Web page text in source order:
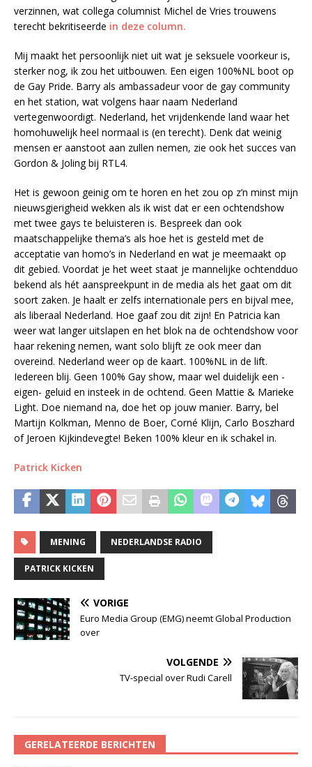
verzinnen, wat collega columnist Michel de Vries trouwens
terecht bekritiseerde in deze column.
Mij maakt het persoonlijk niet uit wat je seksuele voorkeur is,
sterker nog, ik zou het uitbouwen. Een eigen 100%NL boot op
de Gay Pride. Barry als ambassadeur voor de gay community
en het station, wat volgens haar naam Nederland
vertegenwoordigt. Nederland, het vrijdenkende land waar het
homohuwelijk heel normaal is (en terecht). Denk dat weinig
mensen er aanstoot aan zullen nemen, zie ook het succes van
Gordon & Joling bij RTL4.
Het is gewoon geinig om te horen en het zou op z’n minst mijn
nieuwsgierigheid wekken als ik wist dat er een ochtendshow
met twee gays te beluisteren is. Bespreek dan ook
maatschappelijke thema’s als hoe het is gesteld met de
acceptatie van homo’s in Nederland en wat je meemaakt op
dit gebied. Voordat je het weet staat je mannelijke ochtendduo
bekend als hét aanspreekpunt in de media als het gaat om dit
soort zaken. Je haalt er zelfs internationale pers en bijval mee,
als liberaal Nederland. Hoe gaaf zou dit zijn! En Patricia kan
weer wat langer uitslapen en het blok na de ochtendshow voor
haar rekening nemen, want solo blijft ze ook meer dan
overeind. Nederland weer op de kaart. 100%NL in de lift.
Iedereen blij. Geen 100% Gay show, maar wel duidelijk een -
eigen- geluid en insteek in de ochtend. Geen Mattie & Marieke
Light. Doe niemand na, doe het op jouw manier. Barry, bel
Martijn Kolkman, Menno de Boer, Corné Klijn, Carlo Boszhard
of Jeroen Kijkindevegte! Beken 100% kleur en ik schakel in.
Patrick Kicken
MENING NEDERLANDSE RADIO
PATRICK KICKEN
VORIGE
Euro Media Group (EMG) neemt Global Production
over
VOLGENDE
TV-special over Rudi Carell
GERELATEERDE BERICHTEN